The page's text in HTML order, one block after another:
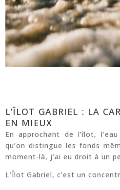
L’ÎLOT GABRIEL : LA
EN MIEUX
En approchant de l’îlot,
qu’on distingue les fonds
moment-là, j’ai eu droit à un
L’Îlot Gabriel, c’est un